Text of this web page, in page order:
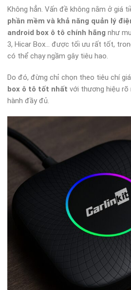
Không hẳn. Vấn đề không nằm ở giá
phần mềm và khả năng quản lý
android box ô tô chính hãng như
3, Hicar Box… được tối ưu rất tốt,
có thể chạy ngầm gây tiêu hao.
Do đó, đừng chỉ chọn theo tiêu chí
box ô tô tốt nhất với thương hiệu rõ
hành đầy đủ.